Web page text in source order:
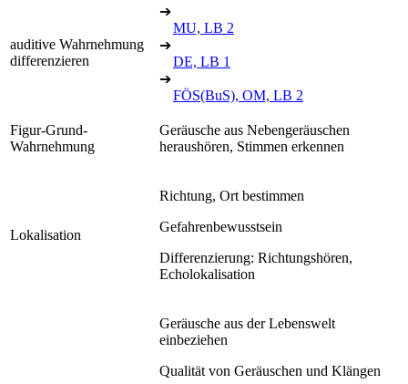
auditive Wahrnehmung
differenzieren
➔
MU, LB 2
➔
DE, LB 1
➔
FÖS(BuS), OM, LB 2
Figur-Grund-
Wahrnehmung
Geräusche aus Nebengeräuschen
heraushören, Stimmen erkennen
Lokalisation
Richtung, Ort bestimmen
Gefahrenbewusstsein
Differenzierung: Richtungshören,
Echolokalisation
Geräusche aus der Lebenswelt
einbeziehen
Qualität von Geräuschen und Klängen